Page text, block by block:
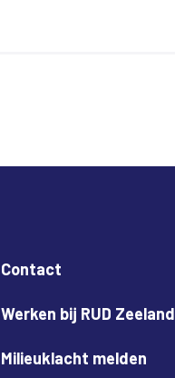
Contact
Werken bij RUD Zeeland
Milieuklacht melden